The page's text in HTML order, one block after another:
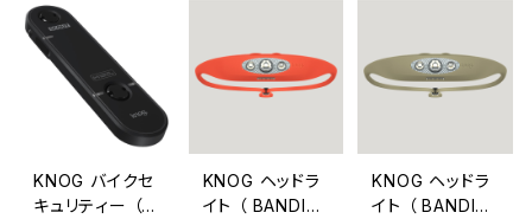
KNOG バイクセ
キュリティー （ S
KNOG ヘッドラ
イト （ BANDIC
KNOG ヘッドラ
イト （ BANDIC